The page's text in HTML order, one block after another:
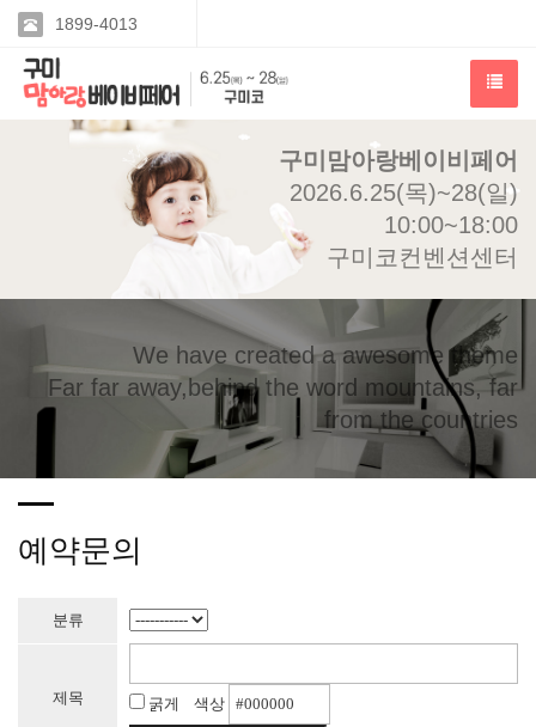
1899-4013
구미맘아랑베이비페어
2026.6.25(목)~28(일)
10:00~18:00
구미코컨벤션센터
We have created a awesome theme
Far far away,behind the word mountains, far
from the countries
예약문의
분류
제목
굵게 색상